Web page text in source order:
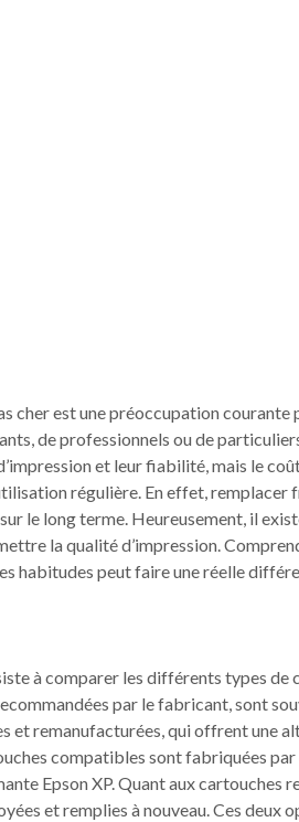
cher est une préoccupation
de professionnels ou de
et leur fiabilité, mais le
régulière. En effet, remplacer
le long terme. Heureusement, il
la qualité d’impression.
habitudes peut faire une réelle
à comparer les différents types
par le fabricant, sont
et remanufacturées, qui offrent une
compatibles sont fabriquées
Epson XP. Quant aux cartouches
et remplies à nouveau. Ces deux